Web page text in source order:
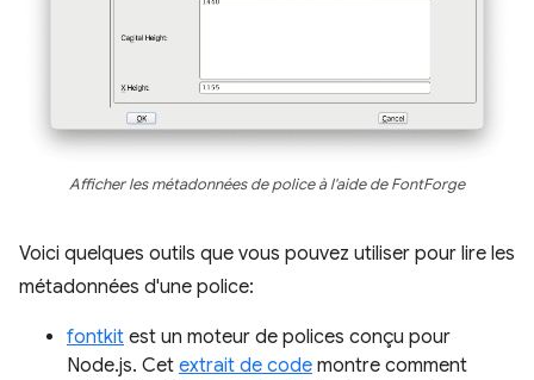
Afficher les métadonnées de police à l'aide de FontForge
Voici quelques outils que vous pouvez utiliser pour lire les
métadonnées d'une police:
fontkit est un moteur de polices conçu pour
Node.js. Cet extrait de code montre comment